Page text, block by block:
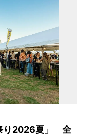
り2026夏」 全